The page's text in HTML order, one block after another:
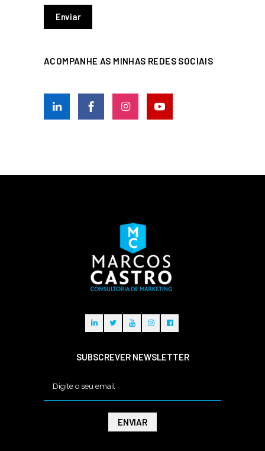
ACOMPANHE AS MINHAS REDES SOCIAIS
SUBSCREVER NEWSLETTER